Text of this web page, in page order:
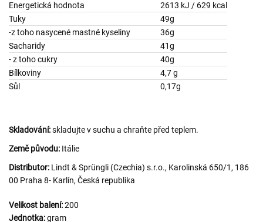
Energetická hodnota
2613 kJ / 629 kcal
Tuky
49g
-z toho nasycené mastné kyseliny 36g
Sacharidy
41g
- z toho cukry
40g
Bílkoviny
4,7 g
Sůl
0,17g
Skladování:skladujte v suchu a chraňte před teplem.
Země původu: Itálie
Distributor: Lindt & Sprüngli (Czechia) s.r.o., Karolinská 650/1, 186
00 Praha 8- Karlín, Česká republika
Velikost balení:200
Jednotka:gram